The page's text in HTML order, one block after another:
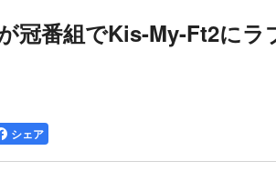
冠番組でKis-My-Ft2にラ
シェア